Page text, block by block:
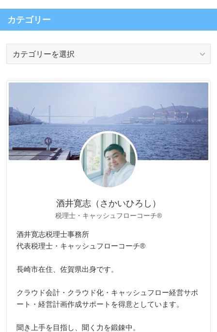
カテゴリー
リ
酒井寛志（さかいひろし）
税理士・キャッシュフローコーチ®
酒井寛志税理士事務所
代表税理士・キャッシュフローコーチ®
長崎市在住、佐賀県出身です。
クラウド会計・クラウド化・キャッシュフロー経営サポ
ート・経営計画作成サポートを得意としています。
聞き上手を目指し、聞く力を鍛錬中。